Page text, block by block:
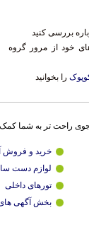
بررسی کنید
خود از مرور گروه
را بخوانید
راحت تر به شما
خرید و فروش
لوازم دست
تورهای داخلی
بخش آگهی